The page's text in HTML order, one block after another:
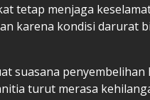
tetap menjaga
karena kondisi darurat
suasana
turut merasa